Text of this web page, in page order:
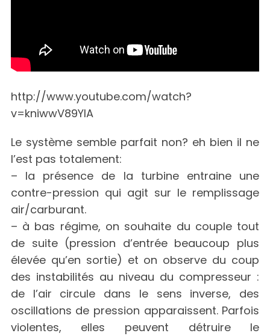
http://www.youtube.com/watch?
v=kniwwV89YlA
Le système semble parfait non? eh bien il ne
l’est pas totalement:
– la présence de la turbine entraine une
contre-pression qui agit sur le remplissage
air/carburant.
– à bas régime, on souhaite du couple tout
de suite (pression d’entrée beaucoup plus
élevée qu’en sortie) et on observe du coup
des instabilités au niveau du compresseur :
de l’air circule dans le sens inverse, des
oscillations de pression apparaissent. Parfois
violentes, elles peuvent détruire le